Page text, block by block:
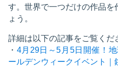
す。世界で一つだけの作品を
ょう。
詳細は以下の記事をご覧くだ
・ 4月29日～5月5日開催！
ールデンウィークイベント｜